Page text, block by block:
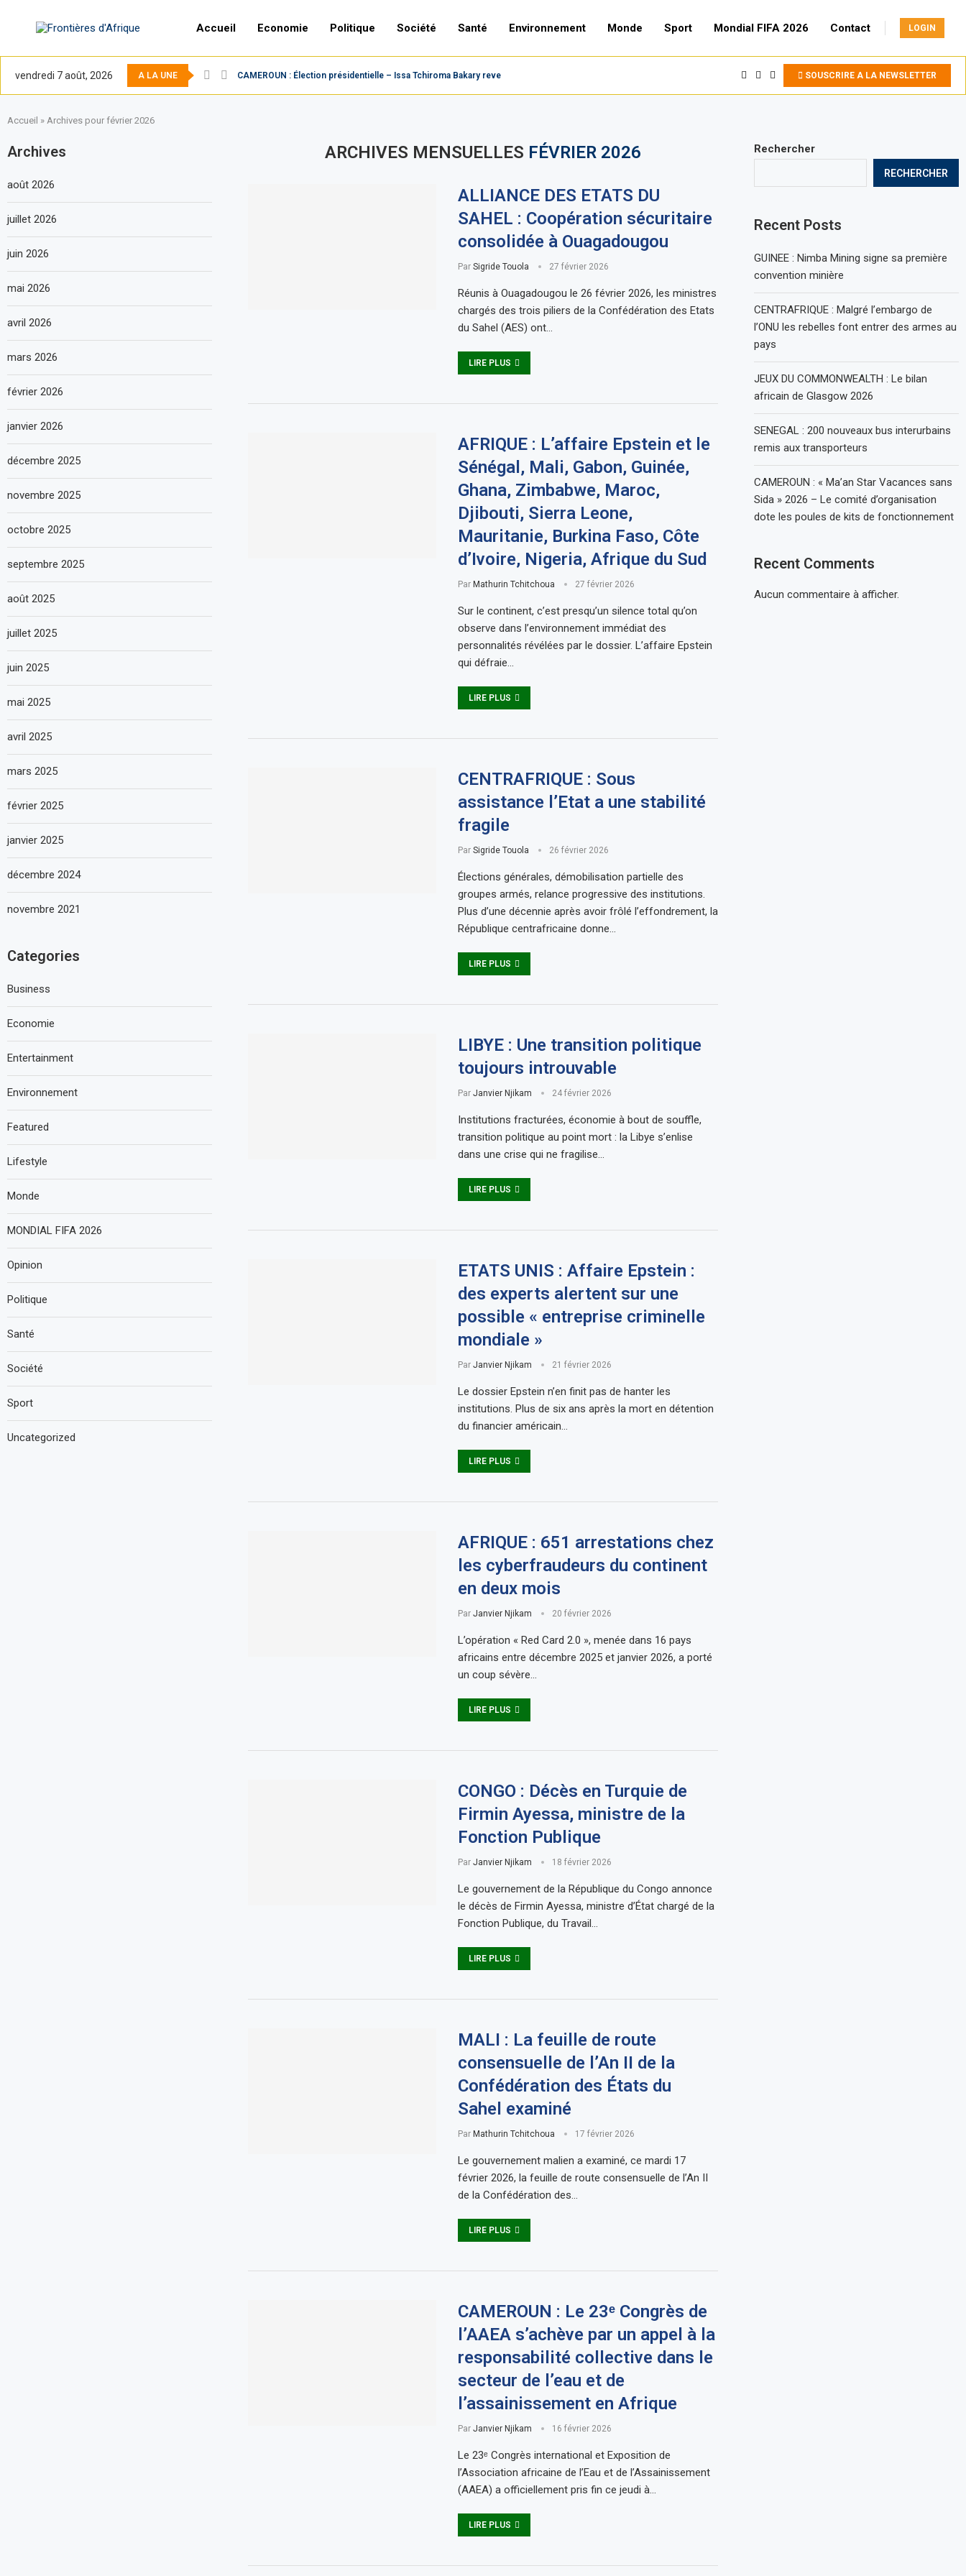
Accueil Economie Politique Société Santé Environnement Monde Sport Mondial FIFA 2026 Contact LOGIN
vendredi 7 août, 2026 A LA UNE CAMEROUN : Élection présidentielle – Issa Tchiroma Bakary revendique la victoire,... SOUSCRIRE A LA NEWSLETTER
Accueil » Archives pour février 2026
ARCHIVES MENSUELLES FÉVRIER 2026
ALLIANCE DES ETATS DU
SAHEL : Coopération sécuritaire
consolidée à Ouagadougou
Par Sigride Touola 27 février 2026
Réunis à Ouagadougou le 26 février 2026, les ministres
chargés des trois piliers de la Confédération des Etats
du Sahel (AES) ont…
LIRE PLUS
AFRIQUE : L’affaire Epstein et le
Sénégal, Mali, Gabon, Guinée,
Ghana, Zimbabwe, Maroc,
Djibouti, Sierra Leone,
Mauritanie, Burkina Faso, Côte
d’Ivoire, Nigeria, Afrique du Sud
Par Mathurin Tchitchoua 27 février 2026
Sur le continent, c’est presqu’un silence total qu’on
observe dans l’environnement immédiat des
personnalités révélées par le dossier. L’affaire Epstein
qui défraie…
LIRE PLUS
CENTRAFRIQUE : Sous
assistance l’Etat a une stabilité
fragile
Par Sigride Touola 26 février 2026
Élections générales, démobilisation partielle des
groupes armés, relance progressive des institutions.
Plus d’une décennie après avoir frôlé l’effondrement, la
République centrafricaine donne…
LIRE PLUS
LIBYE : Une transition politique
toujours introuvable
Par Janvier Njikam 24 février 2026
Institutions fracturées, économie à bout de souffle,
transition politique au point mort : la Libye s’enlise
dans une crise qui ne fragilise…
LIRE PLUS
ETATS UNIS : Affaire Epstein :
des experts alertent sur une
possible « entreprise criminelle
mondiale »
Par Janvier Njikam 21 février 2026
Le dossier Epstein n’en finit pas de hanter les
institutions. Plus de six ans après la mort en détention
du financier américain…
LIRE PLUS
AFRIQUE : 651 arrestations chez
les cyberfraudeurs du continent
en deux mois
Par Janvier Njikam 20 février 2026
L’opération « Red Card 2.0 », menée dans 16 pays
africains entre décembre 2025 et janvier 2026, a porté
un coup sévère…
LIRE PLUS
CONGO : Décès en Turquie de
Firmin Ayessa, ministre de la
Fonction Publique
Par Janvier Njikam 18 février 2026
Le gouvernement de la République du Congo annonce
le décès de Firmin Ayessa, ministre d’État chargé de la
Fonction Publique, du Travail…
LIRE PLUS
MALI : La feuille de route
consensuelle de l’An II de la
Confédération des États du
Sahel examiné
Par Mathurin Tchitchoua 17 février 2026
Le gouvernement malien a examiné, ce mardi 17
février 2026, la feuille de route consensuelle de l’An II
de la Confédération des…
LIRE PLUS
CAMEROUN : Le 23ᵉ Congrès de
l’AAEA s’achève par un appel à la
responsabilité collective dans le
secteur de l’eau et de
l’assainissement en Afrique
Par Janvier Njikam 16 février 2026
Le 23ᵉ Congrès international et Exposition de
l’Association africaine de l’Eau et de l’Assainissement
(AAEA) a officiellement pris fin ce jeudi à…
LIRE PLUS
Rechercher
RECHERCHER
Recent Posts
GUINEE : Nimba Mining signe sa première
convention minière
CENTRAFRIQUE : Malgré l’embargo de
l’ONU les rebelles font entrer des armes au
pays
JEUX DU COMMONWEALTH : Le bilan
africain de Glasgow 2026
SENEGAL : 200 nouveaux bus interurbains
remis aux transporteurs
CAMEROUN : « Ma’an Star Vacances sans
Sida » 2026 – Le comité d’organisation
dote les poules de kits de fonctionnement
Recent Comments
Aucun commentaire à afficher.
Archives
août 2026
juillet 2026
juin 2026
mai 2026
avril 2026
mars 2026
février 2026
janvier 2026
décembre 2025
novembre 2025
octobre 2025
septembre 2025
août 2025
juillet 2025
juin 2025
mai 2025
avril 2025
mars 2025
février 2025
janvier 2025
décembre 2024
novembre 2021
Categories
Business
Economie
Entertainment
Environnement
Featured
Lifestyle
Monde
MONDIAL FIFA 2026
Opinion
Politique
Santé
Société
Sport
Uncategorized